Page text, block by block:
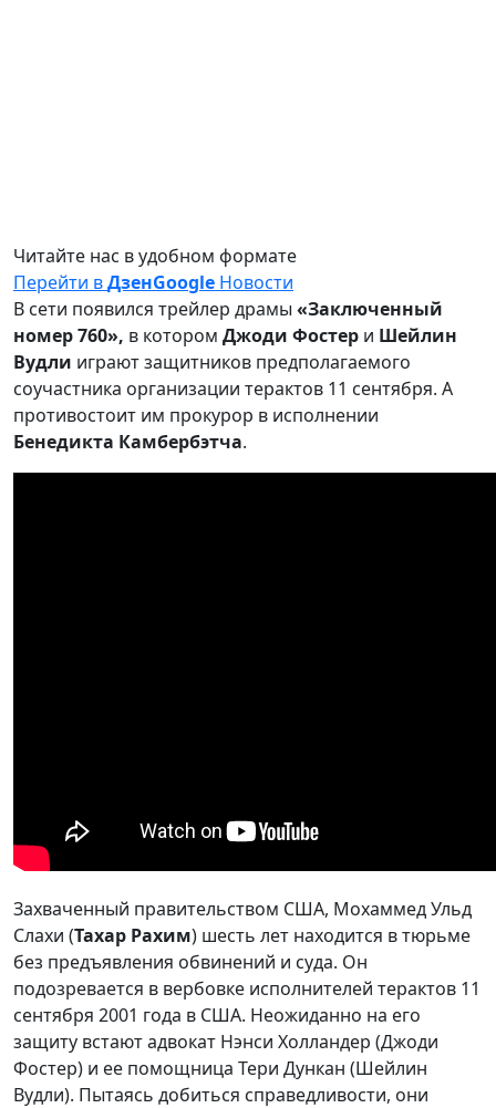
Читайте нас в удобном формате
Перейти вДзенGoogle Новости
В сети появился трейлер драмы «Заключенный
номер 760», в котором Джоди Фостер и Шейлин
Вудли играют защитников предполагаемого
соучастника организации терактов 11 сентября. А
противостоит им прокурор в исполнении
Бенедикта Камбербэтча.
Захваченный правительством США, Мохаммед Ульд
Слахи (Тахар Рахим) шесть лет находится в тюрьме
без предъявления обвинений и суда. Он
подозревается в вербовке исполнителей терактов 11
сентября 2001 года в США. Неожиданно на его
защиту встают адвокат Нэнси Холландер (Джоди
Фостер) и ее помощница Тери Дункан (Шейлин
Вудли). Пытаясь добиться справедливости, они